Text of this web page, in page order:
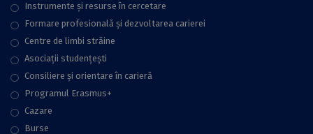
Instrumente și resurse în cercetare
Formare profesională și dezvoltarea carierei
Centre de limbi străine
Asociații studențești
Consiliere şi orientare în carieră
Programul Erasmus+
Cazare
Burse